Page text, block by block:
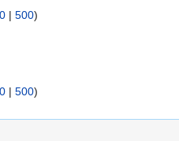
| 500)
| 500)